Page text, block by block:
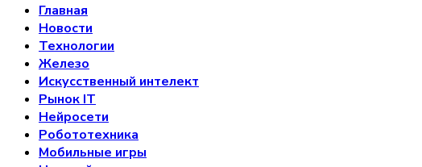
Главная
Новости
Технологии
Железо
Искусственный интелект
Рынок IT
Нейросети
Робототехника
Мобильные игры